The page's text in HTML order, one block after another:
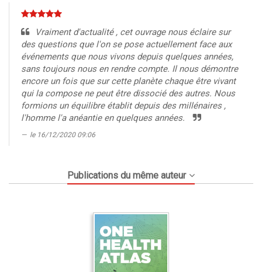
Vraiment d'actualité , cet ouvrage nous éclaire sur
des questions que l'on se pose actuellement face aux
événements que nous vivons depuis quelques années,
sans toujours nous en rendre compte. Il nous démontre
encore un fois que sur cette planète chaque être vivant
qui la compose ne peut être dissocié des autres. Nous
formions un équilibre établit depuis des millénaires ,
l'homme l'a anéantie en quelques années.
le 16/12/2020 09:06
Publications du même auteur